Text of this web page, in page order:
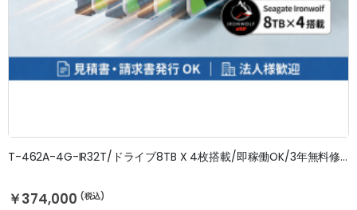
T-462A-4G-IR32T/ドライブ8TB X 4枚搭載/即稼働OK/3年無料修理保証
￥374,000